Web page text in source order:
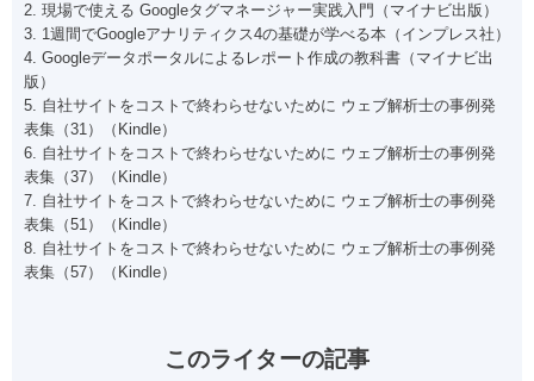
2. 現場で使える Googleタグマネージャー実践入門（マイナビ出版）
3. 1週間でGoogleアナリティクス4の基礎が学べる本（インプレス社）
4. Googleデータポータルによるレポート作成の教科書（マイナビ出
版）
5. 自社サイトをコストで終わらせないために ウェブ解析士の事例発
表集（31）（Kindle）
6. 自社サイトをコストで終わらせないために ウェブ解析士の事例発
表集（37）（Kindle）
7. 自社サイトをコストで終わらせないために ウェブ解析士の事例発
表集（51）（Kindle）
8. 自社サイトをコストで終わらせないために ウェブ解析士の事例発
表集（57）（Kindle）
このライターの記事